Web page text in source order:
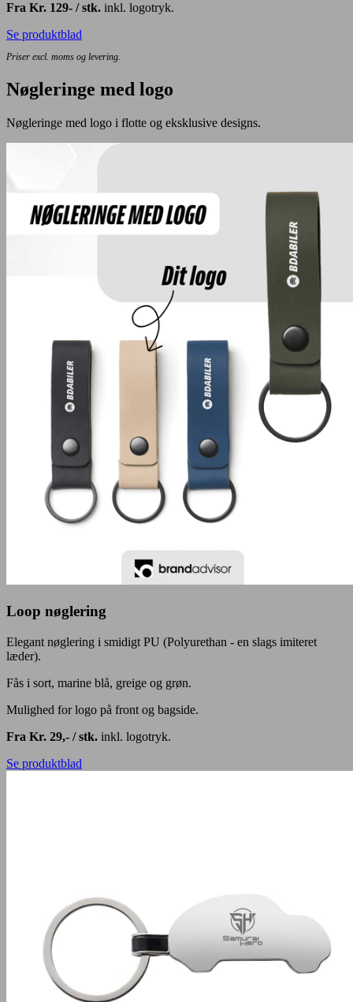
Fra Kr. 129- / stk. inkl. logotryk.
Se produktblad
Priser excl. moms og levering.
Nøgleringe med logo
Nøgleringe med logo i flotte og eksklusive designs.
Loop nøglering
Elegant nøglering i smidigt PU (Polyurethan - en slags imiteret
læder).
Fås i sort, marine blå, greige og grøn.
Mulighed for logo på front og bagside.
Fra Kr. 29,- / stk. inkl. logotryk.
Se produktblad